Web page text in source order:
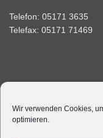
Wir verwenden Cookies,
optimieren.
Telefon: 05171 3635
Telefax: 05171 71469
© 2026 - Zentrum für